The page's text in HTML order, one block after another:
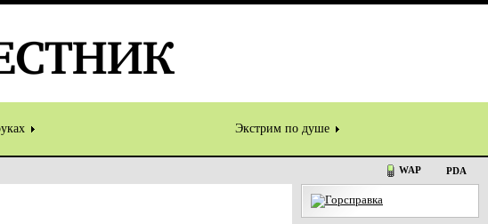
Экстрим по душе
WAP PDA